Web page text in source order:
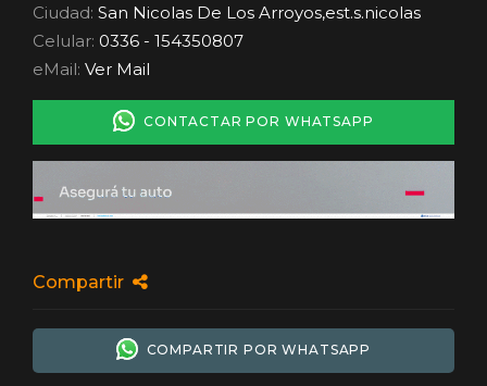
Ciudad: San Nicolas De Los Arroyos,est.s.nicolas
Celular: 0336 - 154350807
eMail: Ver Mail
CONTACTAR POR WHATSAPP
Compartir
COMPARTIR POR WHATSAPP